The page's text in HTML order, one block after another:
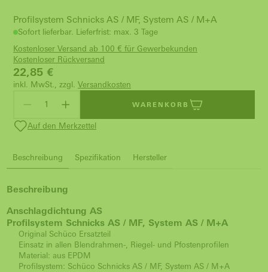
Profilsystem Schnicks AS / MF, System AS / M+A
Sofort lieferbar. Lieferfrist: max. 3 Tage
Kostenloser Versand ab 100 € für Gewerbekunden
Kostenloser Rückversand
22,85 €
inkl. MwSt., zzgl. Versandkosten
WARENKORB
Auf den Merkzettel
Beschreibung Spezifikation Hersteller
Beschreibung
Anschlagdichtung AS
Profilsystem Schnicks AS / MF, System AS / M+A
Original Schüco Ersatzteil
Einsatz in allen Blendrahmen-, Riegel- und Pfostenprofilen
Material: aus EPDM
Profilsystem: Schüco Schnicks AS / MF, System AS / M+A